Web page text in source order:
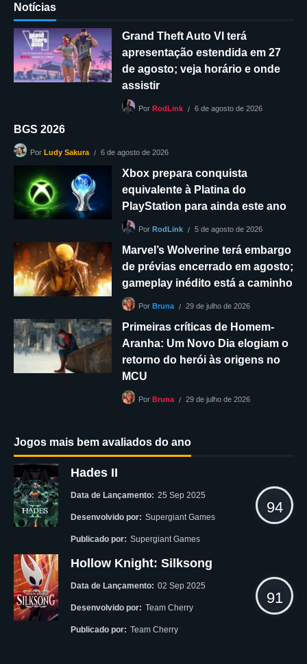
Notícias
Grand Theft Auto VI terá
apresentação estendida em 27
de agosto; veja horário e onde
assistir
Por RodLink 6 de agosto de 2026
BGS 2026
Por Ludy Sakura 6 de agosto de 2026
Xbox prepara conquista
equivalente à Platina do
PlayStation para ainda este ano
Por RodLink 5 de agosto de 2026
Marvel’s Wolverine terá embargo
de prévias encerrado em agosto;
gameplay inédito está a caminho
Por Bruna 29 de julho de 2026
Primeiras críticas de Homem-
Aranha: Um Novo Dia elogiam o
retorno do herói às origens no
MCU
Por Bruna 29 de julho de 2026
Jogos mais bem avaliados do ano
Hades II
Data de Lançamento: 25 Sep 2025
Desenvolvido por: Supergiant Games
Publicado por: Supergiant Games
94
Hollow Knight: Silksong
Data de Lançamento: 02 Sep 2025
Desenvolvido por: Team Cherry
Publicado por: Team Cherry
91